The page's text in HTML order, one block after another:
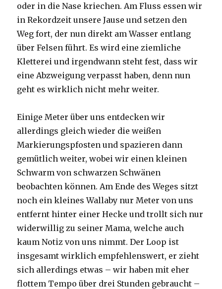
oder in die Nase kriechen. Am Fluss essen wir
in Rekordzeit unsere Jause und setzen den
Weg fort, der nun direkt am Wasser entlang
über Felsen führt. Es wird eine ziemliche
Kletterei und irgendwann steht fest, dass wir
eine Abzweigung verpasst haben, denn nun
geht es wirklich nicht mehr weiter.
Einige Meter über uns entdecken wir
allerdings gleich wieder die weißen
Markierungspfosten und spazieren dann
gemütlich weiter, wobei wir einen kleinen
Schwarm von schwarzen Schwänen
beobachten können. Am Ende des Weges sitzt
noch ein kleines Wallaby nur Meter von uns
entfernt hinter einer Hecke und trollt sich nur
widerwillig zu seiner Mama, welche auch
kaum Notiz von uns nimmt. Der Loop ist
insgesamt wirklich empfehlenswert, er zieht
sich allerdings etwas – wir haben mit eher
flottem Tempo über drei Stunden gebraucht –